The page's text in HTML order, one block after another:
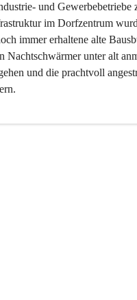
und Gewerbebetriebe
im Dorfzentrum
immer erhaltene alte
Nachtschwärmer unter alt
und die prachtvoll
heute nicht mehr, ist aber